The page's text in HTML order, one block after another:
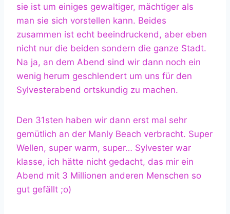
sie ist um einiges gewaltiger, mächtiger als
man sie sich vorstellen kann. Beides
zusammen ist echt beeindruckend, aber eben
nicht nur die beiden sondern die ganze Stadt.
Na ja, an dem Abend sind wir dann noch ein
wenig herum geschlendert um uns für den
Sylvesterabend ortskundig zu machen.
Den 31sten haben wir dann erst mal sehr
gemütlich an der Manly Beach verbracht. Super
Wellen, super warm, super… Sylvester war
klasse, ich hätte nicht gedacht, das mir ein
Abend mit 3 Millionen anderen Menschen so
gut gefällt ;o)